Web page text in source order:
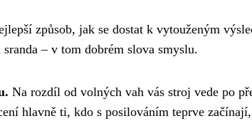
způsob, jak se dostat k vytouženým
– v tom dobrém slova smyslu.
Na rozdíl od volných vah vás stroj vede po
hlavně ti, kdo s posilováním teprve